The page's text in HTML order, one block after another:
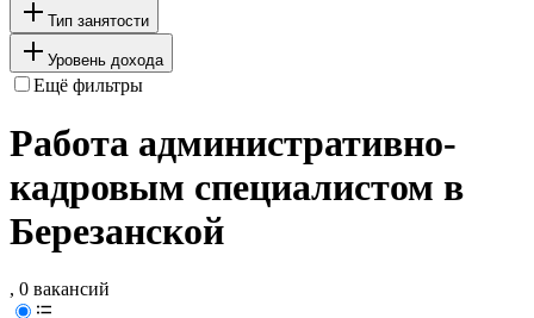
Тип занятости
Уровень дохода
Ещё фильтры
Работа административно-
кадровым специалистом в
Березанской
, 0 вакансий